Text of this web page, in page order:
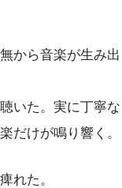
から音楽が生み出
いた。実に丁寧な
だけが鳴り響く。
れた。